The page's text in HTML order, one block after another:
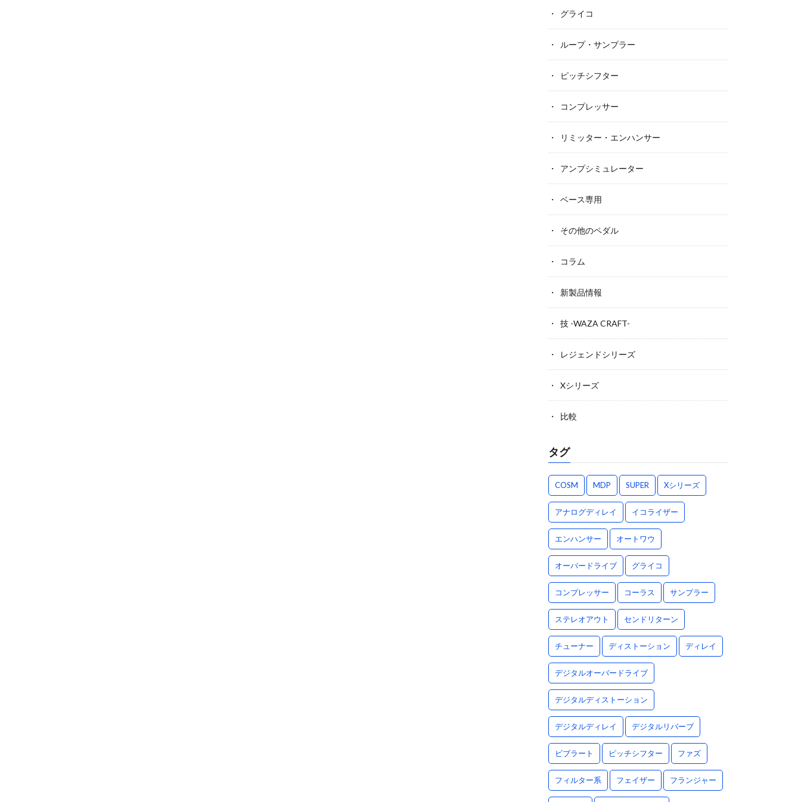
グライコ
ループ・サンプラー
ピッチシフター
コンプレッサー
リミッター・エンハンサー
アンプシミュレーター
ベース専用
その他のペダル
コラム
新製品情報
技 -WAZA CRAFT-
レジェンドシリーズ
Xシリーズ
比較
タグ
COSM MDP SUPER Xシリーズ
アナログディレイ イコライザー
エンハンサー オートワウ
オーバードライブ グライコ
コンプレッサー コーラス サンプラー
ステレオアウト センドリターン
チューナー ディストーション ディレイ
デジタルオーバードライブ
デジタルディストーション
デジタルディレイ デジタルリバーブ
ビブラート ピッチシフター ファズ
フィルター系 フェイザー フランジャー